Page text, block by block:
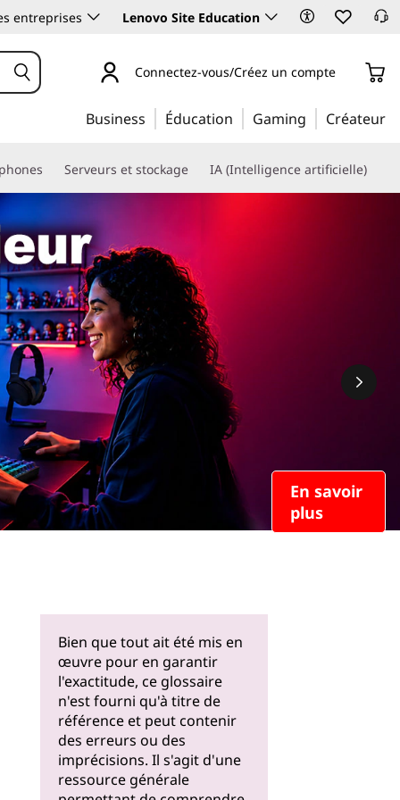
entreprises Lenovo Site Education
Connectez-vous/Créez un compte
Business Éducation Gaming Créateur
Serveurs et stockage IA (Intelligence artificielle)
En savoir
plus
Bien que tout ait été mis en
œuvre pour en garantir
l'exactitude, ce glossaire
n'est fourni qu'à titre de
référence et peut contenir
des erreurs ou des
imprécisions. Il s'agit d'une
ressource générale